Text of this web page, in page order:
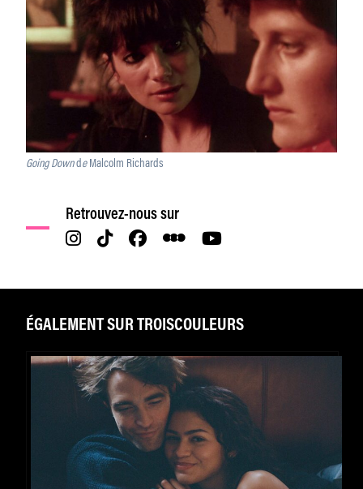
Going DowndeMalcolm Richards
Retrouvez-nous sur
ÉGALEMENT SUR TROISCOULEURS